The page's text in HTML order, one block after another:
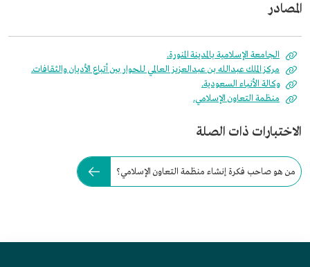
المصادر
الجامعة الإسلامية بالمدينة المنورة.
مركز الملك عبدالله بن عبدالعزيز العالمي للحوار بين أتباع الأديان والثقافات.
وكالة الأنباء السعودية.
منظمة التعاون الإسلامي.
الاختبارات ذات الصلة
من هو صاحب فكرة إنشاء منظمة التعاون الإسلامي؟